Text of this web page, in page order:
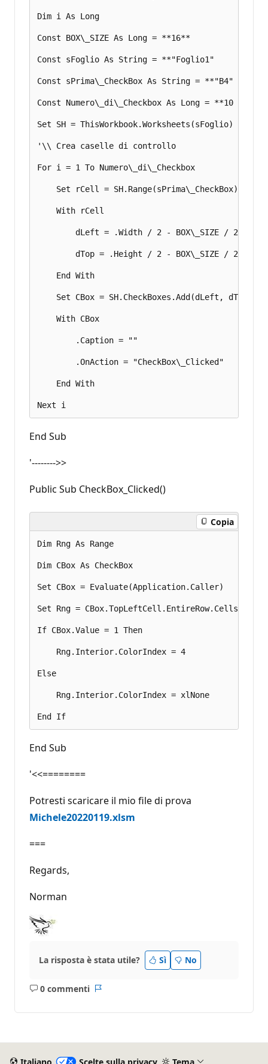
Dim i As Long
Const BOX\_SIZE As Long = **16**
Const sFoglio As String = **"Foglio1"
Const sPrima\_CheckBox As String =
Const Numero\_di\_Checkbox As Long =
Set SH = ThisWorkbook.Worksheets(sFoglio)
'\\ Crea caselle di controllo
For i = 1 To Numero\_di\_Checkbox
Set rCell =
    With rCell
dLeft = .Width / 2 - BOX\_SIZE / 2 +
dTop = .Height / 2 - BOX\_SIZE / 2 +
    End With
Set CBox = SH.CheckBoxes.Add(dLeft, dTop,
    With CBox
        .Caption = ""
        .OnAction = "CheckBox\_Clicked"
    End With
End Sub
'-------->>
Public Sub CheckBox_Clicked()
Copia
Dim Rng As Range
Dim CBox As CheckBox
Set CBox = Evaluate(Application.Caller)
Set Rng = CBox.TopLeftCell.EntireRow.Cells(1)
If CBox.Value = 1 Then
    Rng.Interior.ColorIndex = 4
Else
    Rng.Interior.ColorIndex = xlNone
End Sub
'<<========
Potresti scaricare il mio file di prova
Michele20220119.xlsm
===
Regards,
Norman
La risposta è stata utile? Sì No
0 commenti
Nessun